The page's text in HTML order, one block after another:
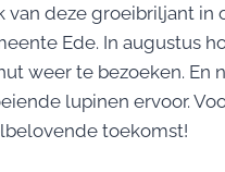
van deze groeibriljant in
Ede. In augustus
weer te bezoeken. En
lupinen ervoor.
toekomst!